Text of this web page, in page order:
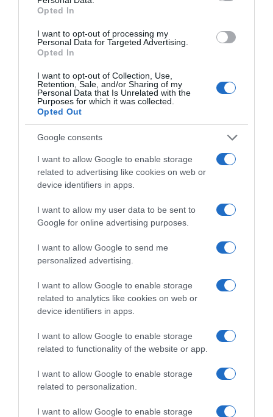
Opted In
I want to opt-out of processing my
Personal Data for Targeted Advertising.
Opted In
I want to opt-out of Collection, Use,
Retention, Sale, and/or Sharing of my
Personal Data that Is Unrelated with the
Purposes for which it was collected.
Opted Out
Google consents
I want to allow Google to enable storage
related to advertising like cookies on web or
device identifiers in apps.
I want to allow my user data to be sent to
Google for online advertising purposes.
I want to allow Google to send me
personalized advertising.
I want to allow Google to enable storage
related to analytics like cookies on web or
device identifiers in apps.
I want to allow Google to enable storage
related to functionality of the website or app.
I want to allow Google to enable storage
related to personalization.
I want to allow Google to enable storage
ΔΙΑΒΆΣΤΕ ΣΤΟ «Π»